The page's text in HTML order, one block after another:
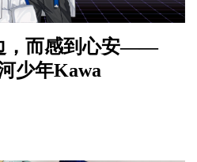
，而感到心安——
少年Kawa